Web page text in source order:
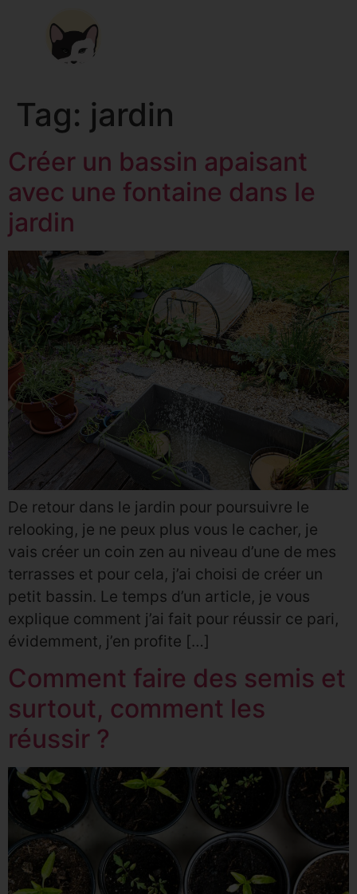
Tag: jardin
Créer un bassin apaisant
avec une fontaine dans le
jardin
De retour dans le jardin pour poursuivre le
relooking, je ne peux plus vous le cacher, je
vais créer un coin zen au niveau d’une de mes
terrasses et pour cela, j’ai choisi de créer un
petit bassin. Le temps d’un article, je vous
explique comment j’ai fait pour réussir ce pari,
évidemment, j’en profite […]
Comment faire des semis et
surtout, comment les
réussir ?